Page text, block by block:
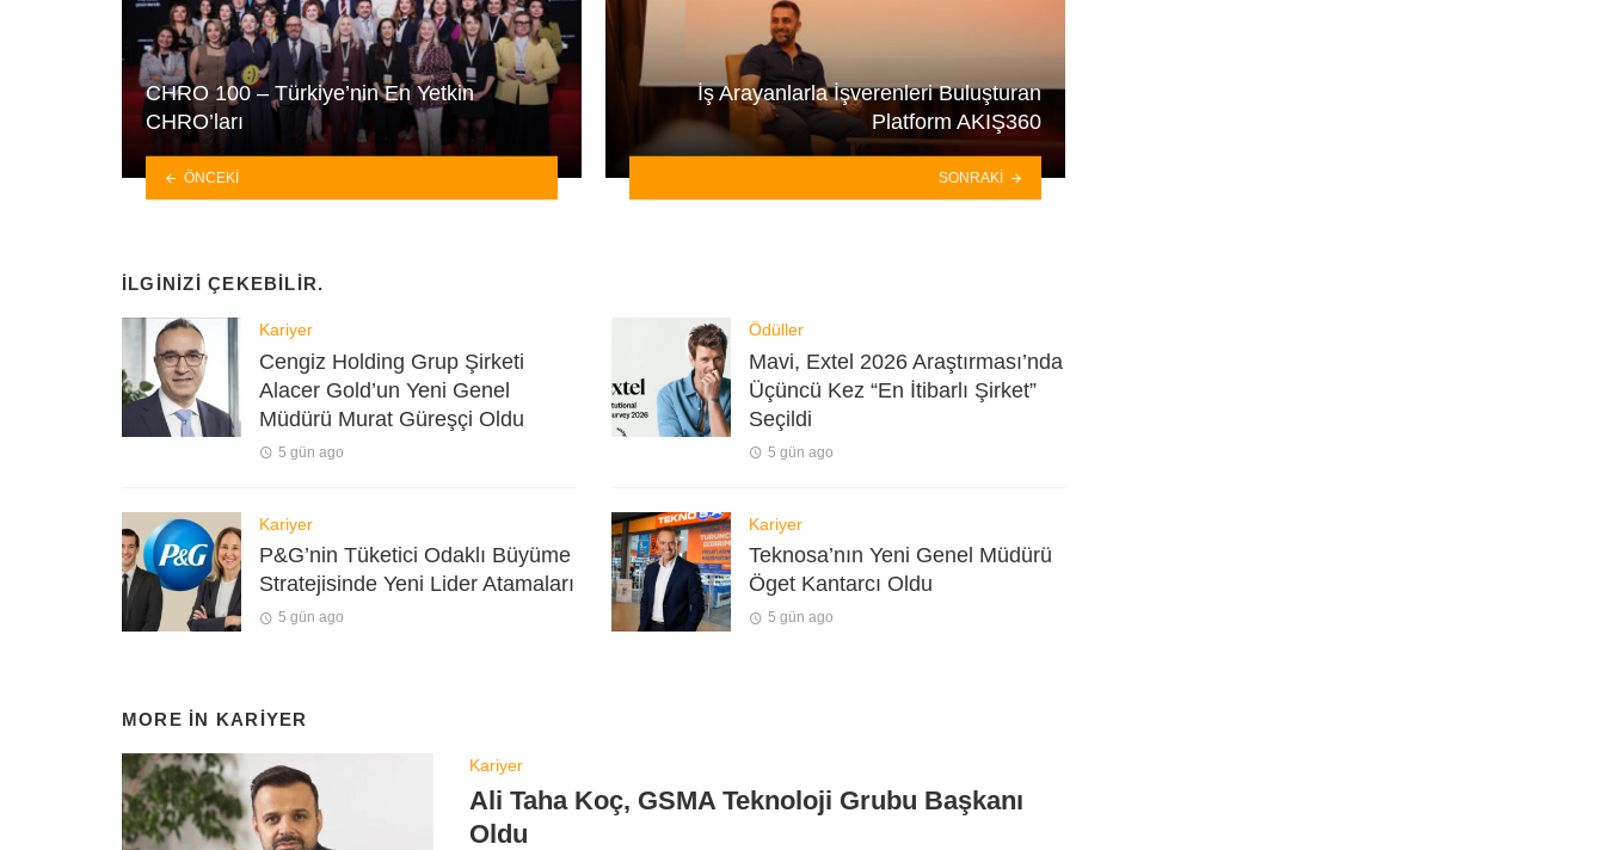
CHRO 100 – Türkiye’nin En Yetkin
CHRO’ları
ÖNCEKI
İş Arayanlarla İşverenleri Buluşturan
Platform AKIŞ360
SONRAKI
İLGINIZI ÇEKEBILIR.
Kariyer
Cengiz Holding Grup Şirketi
Alacer Gold’un Yeni Genel
Müdürü Murat Güreşçi Oldu
5 gün ago
Kariyer
P&G’nin Tüketici Odaklı Büyüme
Stratejisinde Yeni Lider Atamaları
5 gün ago
Ödüller
Mavi, Extel 2026 Araştırması’nda
Üçüncü Kez “En İtibarlı Şirket”
Seçildi
5 gün ago
Kariyer
Teknosa’nın Yeni Genel Müdürü
Öget Kantarcı Oldu
5 gün ago
MORE IN KARIYER
Kariyer
Ali Taha Koç, GSMA Teknoloji Grubu Başkanı
Oldu